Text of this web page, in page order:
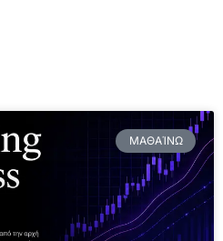
ΜΑΘΑΊΝΩ